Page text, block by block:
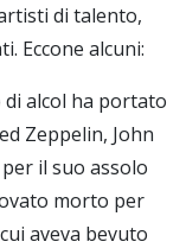
di talento,
Eccone alcuni:
di alcol ha portato
Zeppelin, John
il suo assolo
morto per
aveva bevuto